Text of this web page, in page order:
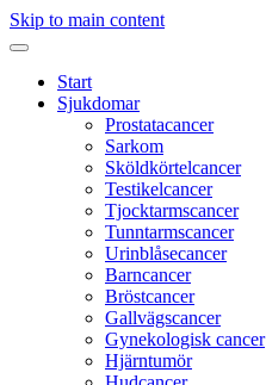
Skip to main content
Start
Sjukdomar
Prostatacancer
Sarkom
Sköldkörtelcancer
Testikelcancer
Tjocktarmscancer
Tunntarmscancer
Urinblåsecancer
Barncancer
Bröstcancer
Gallvägscancer
Gynekologisk cancer
Hjärntumör